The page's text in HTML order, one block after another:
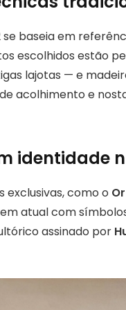
se baseia em
escolhidos estão
lajotas — e
acolhimento e
identidade
exclusivas, como o
atual com
assinado por